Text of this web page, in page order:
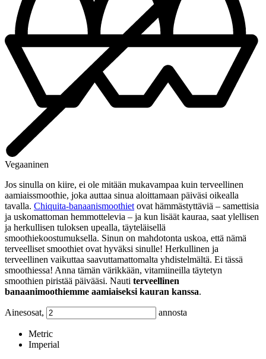
Vegaaninen
Jos sinulla on kiire, ei ole mitään mukavampaa kuin terveellinen
aamiaissmoothie, joka auttaa sinua aloittamaan päiväsi oikealla
tavalla. Chiquita-banaanismoothiet ovat hämmästyttäviä – samettisia
ja uskomattoman hemmottelevia – ja kun lisäät kauraa, saat ylellisen
ja herkullisen tuloksen upealla, täyteläisellä
smoothiekoostumuksella. Sinun on mahdotonta uskoa, että nämä
terveelliset smoothiet ovat hyväksi sinulle! Herkullinen ja
terveellinen vaikuttaa saavuttamattomalta yhdistelmältä. Ei tässä
smoothiessa! Anna tämän värikkään, vitamiineilla täytetyn
smoothien piristää päivääsi. Nauti terveellinen
banaanimoothiemme aamiaiseksi kauran kanssa.
Ainesosat, annosta
Metric
Imperial